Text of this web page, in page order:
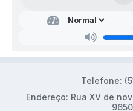
Telefone:
Endereço: Rua XV de